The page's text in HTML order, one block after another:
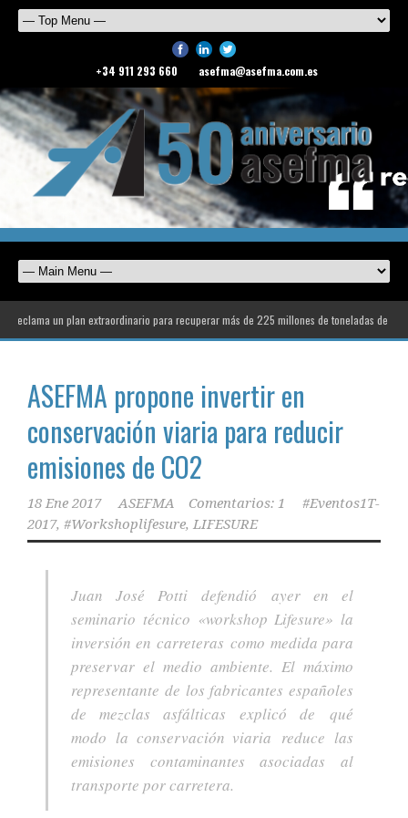
+34 911 293 660 asefma@asefma.com.es
un plan extraordinario para recuperar más de 225 millones de toneladas de déficit en la
ASEFMA propone invertir en
conservación viaria para reducir
emisiones de CO2
18 Ene 2017 ASEFMA Comentarios: 1
#Eventos1T-
2017, #Workshoplifesure, LIFESURE
Juan José Potti defendió ayer en el
seminario técnico «workshop Lifesure» la
inversión en carreteras como medida para
preservar el medio ambiente. El máximo
representante de los fabricantes españoles
de mezclas asfálticas explicó de qué
modo la conservación viaria reduce las
emisiones contaminantes asociadas al
transporte por carretera.